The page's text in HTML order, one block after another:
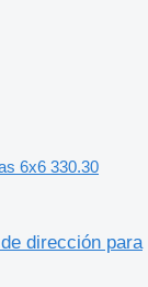
6x6 330.30
dirección para